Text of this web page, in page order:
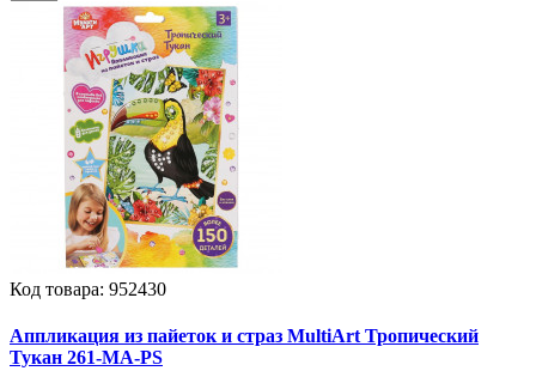
Код товара: 952430
Аппликация из пайеток и страз MultiArt Тропический
Тукан 261-MA-PS